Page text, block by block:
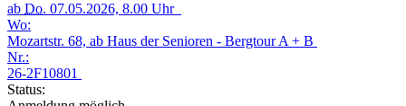
ab Do. 07.05.2026, 8.00 Uhr
Wo:
Mozartstr. 68, ab Haus der Senioren - Bergtour A + B
Nr.:
26-2F10801
Status: